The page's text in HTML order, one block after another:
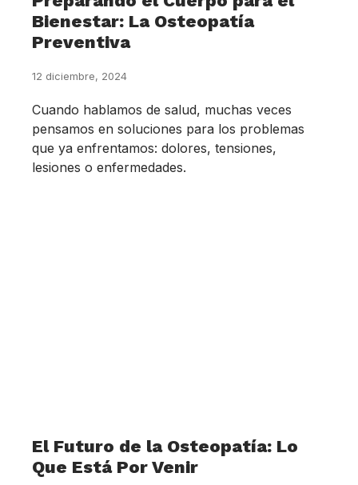
Bienestar: La Osteopatía
Preventiva
12 diciembre, 2024
Cuando hablamos de salud, muchas veces
pensamos en soluciones para los problemas
que ya enfrentamos: dolores, tensiones,
lesiones o enfermedades.
El Futuro de la Osteopatía: Lo
Que Está Por Venir